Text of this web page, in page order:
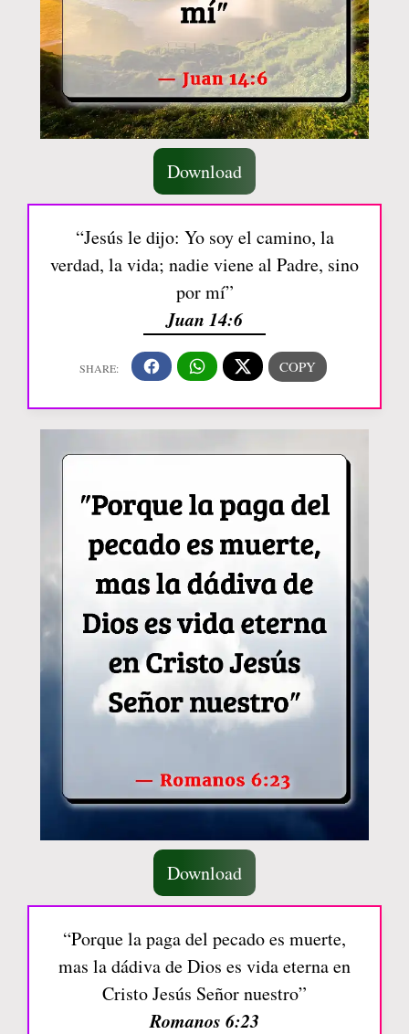
Download
“Jesús le dijo: Yo soy el camino, la
verdad, la vida; nadie viene al Padre, sino
por mí”
Juan 14:6
Download
“Porque la paga del pecado es muerte,
mas la dádiva de Dios es vida eterna en
Cristo Jesús Señor nuestro”
Romanos 6:23